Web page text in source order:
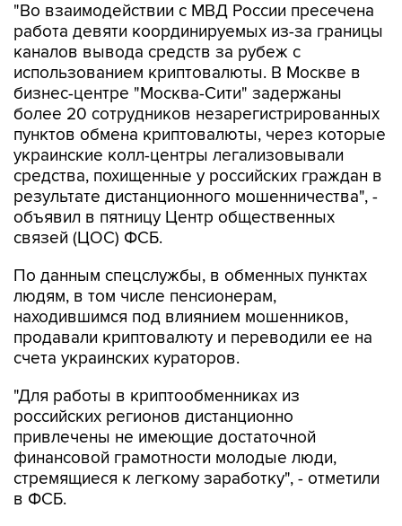
"Во взаимодействии с МВД России пресечена
работа девяти координируемых из-за границы
каналов вывода средств за рубеж с
использованием криптовалюты. В Москве в
бизнес-центре "Москва-Сити" задержаны
более 20 сотрудников незарегистрированных
пунктов обмена криптовалюты, через которые
украинские колл-центры легализовывали
средства, похищенные у российских граждан в
результате дистанционного мошенничества", -
объявил в пятницу Центр общественных
связей (ЦОС) ФСБ.
По данным спецслужбы, в обменных пунктах
людям, в том числе пенсионерам,
находившимся под влиянием мошенников,
продавали криптовалюту и переводили ее на
счета украинских кураторов.
"Для работы в криптообменниках из
российских регионов дистанционно
привлечены не имеющие достаточной
финансовой грамотности молодые люди,
стремящиеся к легкому заработку", - отметили
в ФСБ.